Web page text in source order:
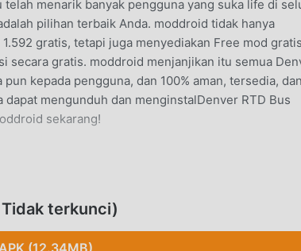
menarik banyak pengguna yang suka life di
pilihan terbaik Anda. moddroid tidak hanya
gratis, tetapi juga menyediakan Free mod gratis
secara gratis. moddroid menjanjikan itu semua
kepada pengguna, dan 100% aman, tersedia, dan
mengunduh dan menginstalDenver RTD Bus
sekarang!
Tracker memberikan pengalaman yang lebih kaya
benar gratis! Selain itu, moddroid juga mendukung
Tidak terkunci)
(12.34MB)